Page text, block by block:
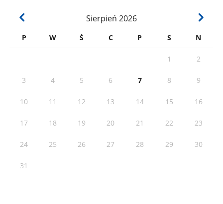
Sierpień 2026
P W Ś C P S N
1 2
3 4 5 6 7 8 9
10 11 12 13 14 15 16
17 18 19 20 21 22 23
24 25 26 27 28 29 30
31